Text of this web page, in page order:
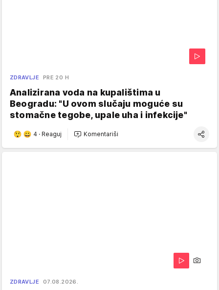
ZDRAVLJE PRE 20 H
Analizirana voda na kupalištima u
Beogradu: "U ovom slučaju moguće su
stomačne tegobe, upale uha i infekcije"
4 · Reaguj Komentariši
ZDRAVLJE 07.08.2026.